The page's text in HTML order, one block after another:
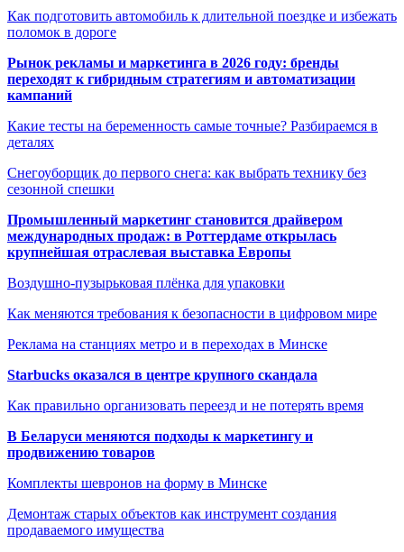
Как подготовить автомобиль к длительной поездке и избежать
поломок в дороге
Рынок рекламы и маркетинга в 2026 году: бренды
переходят к гибридным стратегиям и автоматизации
кампаний
Какие тесты на беременность самые точные? Разбираемся в
деталях
Снегоуборщик до первого снега: как выбрать технику без
сезонной спешки
Промышленный маркетинг становится драйвером
международных продаж: в Роттердаме открылась
крупнейшая отраслевая выставка Европы
Воздушно-пузырьковая плёнка для упаковки
Как меняются требования к безопасности в цифровом мире
Реклама на станциях метро и в переходах в Минске
Starbucks оказался в центре крупного скандала
Как правильно организовать переезд и не потерять время
В Беларуси меняются подходы к маркетингу и
продвижению товаров
Комплекты шевронов на форму в Минске
Демонтаж старых объектов как инструмент создания
продаваемого имущества